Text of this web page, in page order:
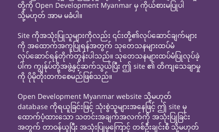
တို့ကို Open Development Myanmar မှ ကိုယ်စားမပြုပါ
သို့မဟုတ် အာမ မခံပါ။
Site ကိုအသုံးပြုသူများကိုလည်း ၎င်းတို့၏လုပ်ဆောင်ချက်များ
ကို အထောက်အကူပြုရန်အတွက် သုတေသနများထပ်မံ
လုပ်ဆောင်ရန်တိုက်တွန်းပါသည်။ သုတေသနများထပ်မံပြုလုပ်ခဲ့
ပါက ကျွန်ုပ်တို့အဖွဲ့နှင့်ဆက်သွယ်ပြီး ဤ site ၏ တိကျသေချာမှု
ကို ပိုမိုတိုးတက်စေမည်ဖြစ်သည်။
Open Development Myanmar website သို့မဟုတ်
database ကိုရယူခြင်းဖြင့် သုံးစွဲသူများအနေဖြင့် ဤ site မှ
ထောက်ပံ့ထားသော သတင်းအချက်အလက်ကို အသုံးပြုခြင်း
အတွက် တာဝန်ယူပြီး အသုံးပြုမှုကြောင့် တစ်ဦးချင်းစီ သို့မဟုတ်